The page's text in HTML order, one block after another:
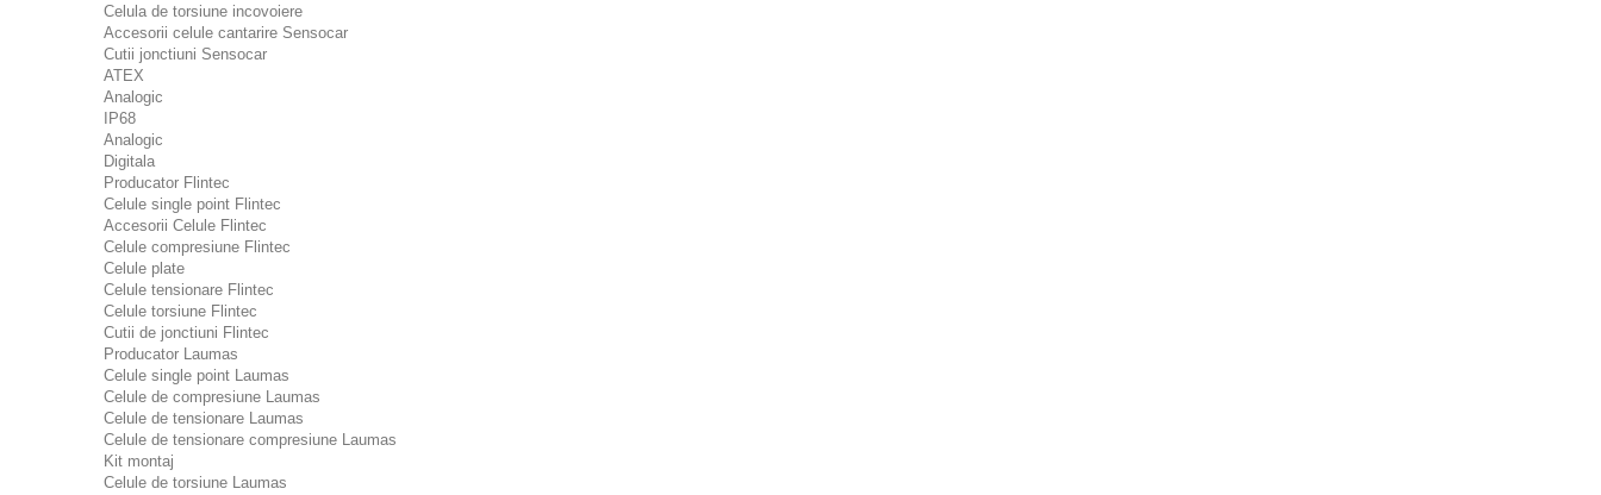
Celula de torsiune incovoiere
Accesorii celule cantarire Sensocar
Cutii jonctiuni Sensocar
ATEX
Analogic
IP68
Analogic
Digitala
Producator Flintec
Celule single point Flintec
Accesorii Celule Flintec
Celule compresiune Flintec
Celule plate
Celule tensionare Flintec
Celule torsiune Flintec
Cutii de jonctiuni Flintec
Producator Laumas
Celule single point Laumas
Celule de compresiune Laumas
Celule de tensionare Laumas
Celule de tensionare compresiune Laumas
Kit montaj
Celule de torsiune Laumas